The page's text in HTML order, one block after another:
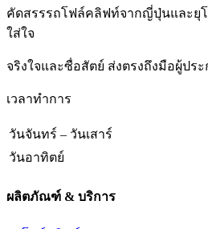
คัดสรรรถโฟล์คลิฟท์จากญี่ปุ่นและยุ
ใส่ใจ
จริงใจและซื่อสัตย์ ส่งตรงถึงมือผู้ปร
เวลาทำการ
วันจันทร์ – วันเสาร์
วันอาทิตย์
ผลิตภัณฑ์ & บริการ